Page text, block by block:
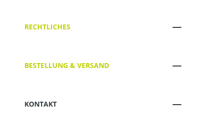
RECHTLICHES
BESTELLUNG & VERSAND
KONTAKT